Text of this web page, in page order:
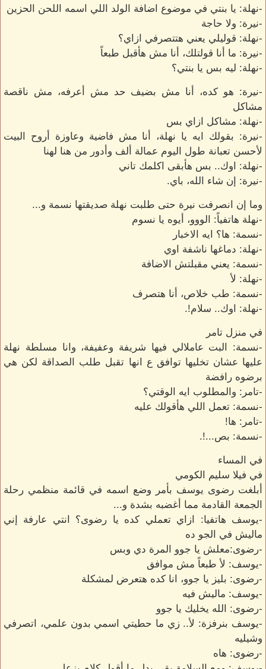
-نهلة: يا بنتي في موضوع اضافة الولد اللي اسمه اللحن الحزين
-نيرة: ولا حاجة
-نهلة: قوليلي يعني هتتصرفي ازاي؟
-نيرة: ما أنا قولتلك، أنا مش هأقبل طبعاً
-نهلة: ليه بس يا بنتي؟
-نيرة: هو كده، أنا مش بضيف حد مش أعرفه، مش ناقصة
مشاكل
-نهلة: مشاكل ازاي بس
-نيرة: بقولك ايه يا نهلة، أنا مش فاضية وعاوزة أروح البيت
لأحسن تعبانة طول اليوم عمالة ألف وأدور من هنا لهنا
-نهلة: اوك.. بس هأبقى اكلمك تاني
-نيرة: إن شاء الله، باي.
وما إن انصرفت نيرة حتى طلبت نهلة صديقتها نسمة و...
-نهلة هاتفياً: الووو، أيوه يا نسوم
-نسمة: ها؟ ايه الاخبار
-نهلة: دماغها ناشفة اوي
-نسمة: يعني مقبلتش الاضافة
-نهلة: لأ
-نسمة: طب خلاص، أنا هتصرف
-نهلة: اوك.. سلام!.
في منزل تامر
-نسمة: البت عاملالي فيها شريفة وعفيفة، وانا مسلطة نهلة
عليها عشان تخليها توافق ع انها تقبل طلب الصداقة لكن هي
برضوه رافضة
-تامر: والمطلوب ايه الوقتي؟
-نسمة: تعمل اللي هأقولك عليه
-تامر: ها!
-نسمة: بص...!.
في المساء
في فيلا سليم الكومي
أبلغت رضوى يوسف بأمر وضع اسمه في قائمة منظمي رحلة
الجمعة القادمة مما أغضبه بشدة و...
-يوسف هاتفيا: ازاي تعملي كده يا رضوى؟ انتي عارفة إني
ماليش في الجو ده
-رضوى:معلش يا جوو المرة دي وبس
-يوسف: لأ طبعاً مش موافق
-رضوى: بليز يا جوو، انا كده هتعرض لمشكلة
-يوسف: ماليش فيه
-رضوى: الله يخليك يا جوو
-يوسف بنرفزة: لأ.. زي ما حطيتي اسمي بدون علمي، اتصرفي
وشيليه
-رضوى: هاه